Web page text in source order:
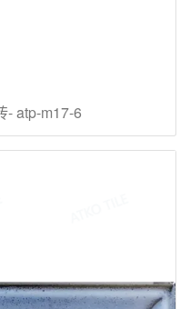
- atp-m17-6